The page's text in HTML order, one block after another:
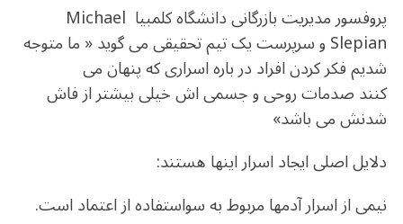
پروفسور مدیریت بازرگانی دانشگاه کلمبیا Michael
Slepian و سرپرست یک تیم تحقیقی می گوید « ما متوجه
شدیم فکر کردن افراد در باره اسراری که پنهان می
کنند صدمات روحی و جسمی اش خیلی بیشتر از فاش
شدنش می باشد»
دلایل اصلی ایجاد اسرار اینها هستند:
نیمی از اسرار آدمها مربوط به سواستفاده از اعتماد است.